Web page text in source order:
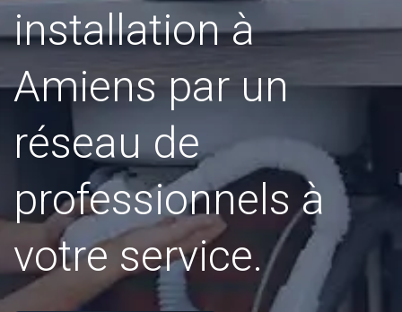
installation à
Amiens par un
réseau de
professionnels à
votre service.